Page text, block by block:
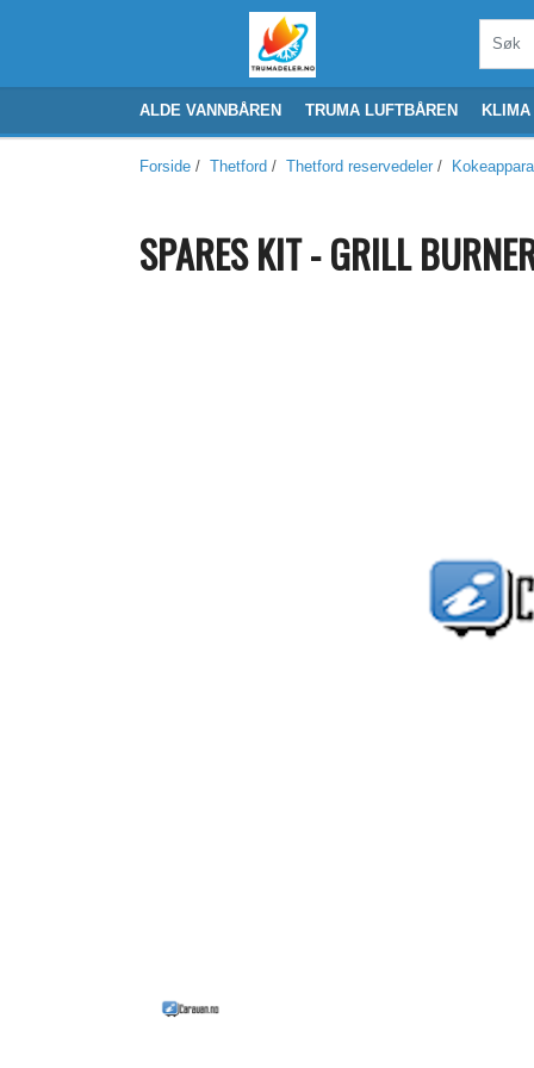
ALDE VANNBÅREN TRUMA LUFTBÅREN KLIMA
Forside / Thetford / Thetford reservedeler /
SPARES KIT - GRILL